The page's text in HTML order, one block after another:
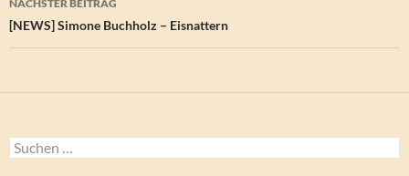
NÄCHSTER BEITRAG
[NEWS] Simone Buchholz – Eisnattern
Suchen
nach: